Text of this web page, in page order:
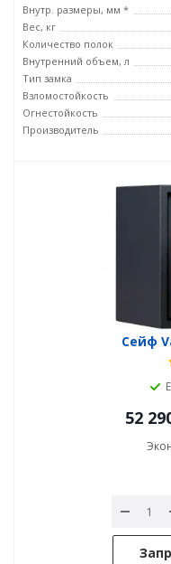
Внутр. размеры, мм *
Вес, кг
Количество полок
Внутренний объем, л
Тип замка
Взломостойкость
Огнестойкость
Производитель
Сейф
52